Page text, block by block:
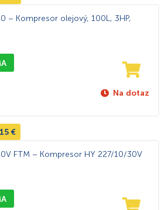
– Kompresor olejový, 100L, 3HP,
Na dotaz
15 €
FTM – Kompresor HY 227/10/30V